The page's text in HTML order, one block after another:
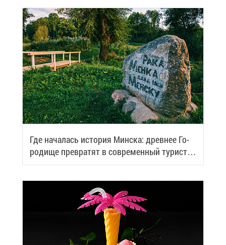
Где на­ча­лась ис­то­рия Мин­ска: древ­нее Го­
ро­ди­ще пре­вра­тят в со­вре­мен­ный ту­ри­сти­
че­ский центр